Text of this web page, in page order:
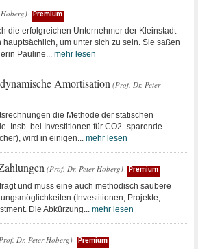
Premium
die erfolgreichen Unternehmer der Kleinstadt
um unter sich zu sein. Sie saßen
Pauline... mehr lesen
Amortisation (Prof. Dr. Peter
die Methode der statischen
Insb. bei Investitionen für CO2–sparende
wird in einigen... mehr lesen
(Prof. Dr. Peter Hoberg) Premium
und muss eine auch methodisch saubere
(Investitionen, Projekte,
Die Abkürzung... mehr lesen
Dr. Peter Hoberg) Premium